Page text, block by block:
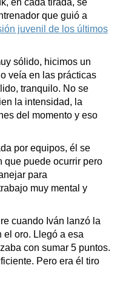
que guió a
juvenil de los últimos
sólido, hicimos un
veía en las prácticas
tranquilo. No se
la intensidad, la
del momento y eso
por equipos, él se
que puede ocurrir pero
para
muy mental y
cuando Iván lanzó la
el oro. Llegó a esa
con sumar 5 puntos.
Pero era él tiro